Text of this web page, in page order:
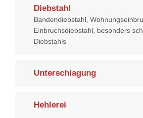
Diebstahl
Bandendiebstahl,
Einbruchsdiebstahl, besonders
Diebstahls
Unterschlagung
Hehlerei